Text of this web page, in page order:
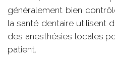
généralement bien
la santé dentaire utilisent
des anesthésies locales
patient.